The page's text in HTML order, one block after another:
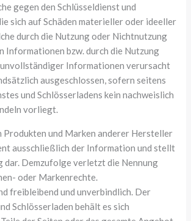
gegen den Schlüsseldienst und
sich auf Schäden materieller oder ideeller
durch die Nutzung oder Nichtnutzung
Informationen bzw. durch die Nutzung
Informationen verursacht
ausgeschlossen, sofern seitens
und Schlösserladens kein nachweislich
vorliegt.
Produkten und Marken anderer Hersteller
ausschließlich der Information und stellt
dar. Demzufolge verletzt die Nennung
oder Markenrechte.
freibleibend und unverbindlich. Der
Schlösserladen behält es sich